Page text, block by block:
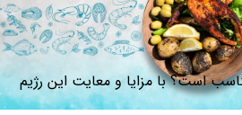
است؟ با مزایا و معایت این رژیم